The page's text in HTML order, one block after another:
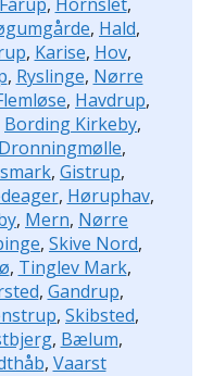
, Hald,
, Karise, Hov,
, Ryslinge, Nørre
, Havdrup,
Bording Kirkeby,
Dronningmølle,
, Gistrup,
, Høruphav,
, Mern, Nørre
, Skive Nord,
, Tinglev Mark,
, Gandrup,
, Skibsted,
, Bælum,
, Vaarst